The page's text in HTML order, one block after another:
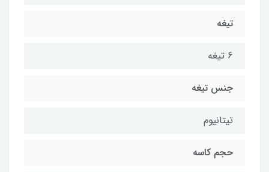
تیغه
6 تیغه
جنس تیغه
تیتانیوم
حجم کاسه